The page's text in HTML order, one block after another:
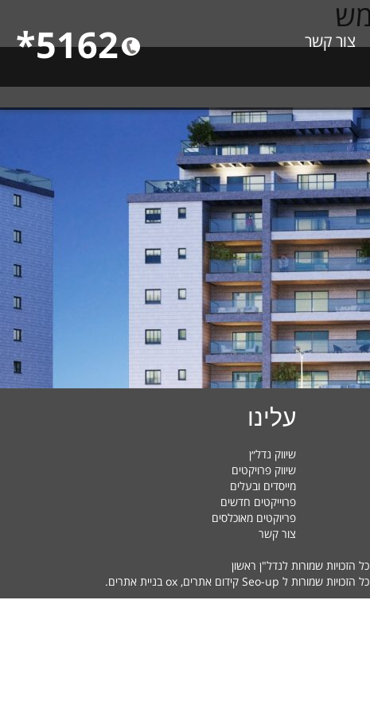
5162* צור קשר
עלינו
שיווק נדל״ן
שיווק פרויקטים
מייסדים ובעלים
פרוייקטים חדשים
פריוקטים מאוכלסים
צור קשר
כל הזכויות שמורות לנדל"ן ראשון
כל הזכויות שמורות ל Seo-up
קידום אתרים, ox בניית אתרים.